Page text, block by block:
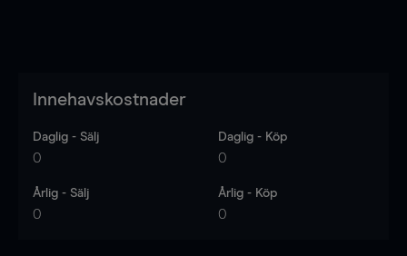
Innehavskostnader
Daglig - Sälj
0
Daglig - Köp
0
Årlig - Sälj
0
Årlig - Köp
0